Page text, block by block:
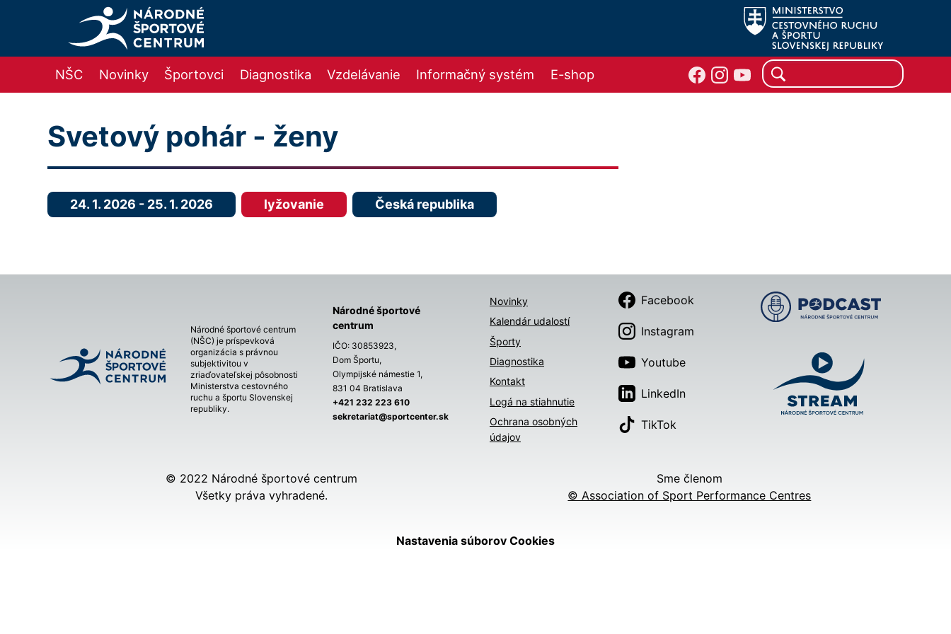
NŠC Novinky Športovci Diagnostika Vzdelávanie Informačný systém E-shop
Svetový pohár - ženy
24. 1. 2026 - 25. 1. 2026 lyžovanie Česká republika
Národné športové centrum
(NŠC) je príspevková
organizácia s právnou
subjektivitou v
zriaďovateľskej pôsobnosti
Ministerstva cestovného
ruchu a športu Slovenskej
republiky.
Národné športové
centrum
IČO: 30853923,
Dom Športu,
Olympijské námestie 1,
831 04 Bratislava
+421 232 223 610
sekretariat@sportcenter.sk
Novinky
Kalendár udalostí
Športy
Diagnostika
Kontakt
Logá na stiahnutie
Ochrana osobných
údajov
Facebook
Instagram
Youtube
LinkedIn
TikTok
© 2022 Národné športové centrum
Všetky práva vyhradené.
Sme členom
© Association of Sport Performance Centres
Nastavenia súborov Cookies